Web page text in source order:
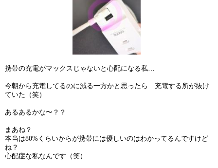
携帯の充電がマックスじゃないと心配になる私…
今朝から充電してるのに減る一方かと思ったら 充電する所が抜け
ていた（笑）
あるあるかな〜？？
まあね？
本当は80%くらいからが携帯には優しいのはわかってるんですけど
ね？
心配症な私なんです（笑）